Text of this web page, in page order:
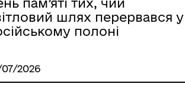
пам’яті тих, чий
шлях перервався у
полоні
2026